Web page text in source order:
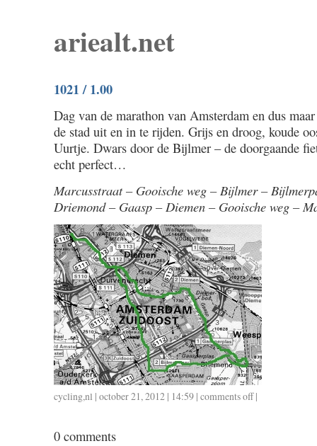
ariealt.net
1021 / 1.00
Dag van de marathon van Amsterdam en dus
de stad uit en in te rijden. Grijs en droog, koude
Uurtje. Dwars door de Bijlmer – de doorgaande
echt perfect…
Marcusstraat – Gooische weg – Bijlmer –
Driemond – Gaasp – Diemen – Gooische weg –
cycling,nl | october 21, 2012 | 14:59 | comments offon
|
0 comments